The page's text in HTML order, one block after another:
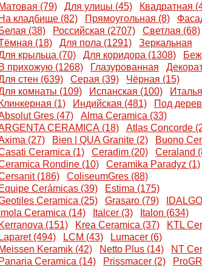
Матовая (79)
Для улицы (45)
Квадратная
На кладбище (82)
Прямоугольная (8)
Белая (38)
Российская (2707)
Светлая (68)
(18)
Для пола (1291)
Зеркальная
крыльца (70)
Для коридора (1308)
В прихожую (1268)
Глазурованная
стен (639)
Серая (39)
Чёрная (15)
комнаты (109)
Испанская (100)
Клинкерная (1)
Индийская (481)
Под
Gres (47)
Alma Ceramica (33)
CERAMICA (18)
Atlas Concorde
(27)
Bien | QUA Granite (2)
Buono
Ceramica (1)
Ceradim (20)
Ceraland
Rondine (10)
Ceramika Paradyz (1)
(186)
ColiseumGres (88)
Equipe Cerámicas (39)
Estima (175)
Ceramica (25)
Grasaro (79)
Imola Ceramica (14)
Italcer (3)
Italon (634)
Kerranova (151)
Krea Ceramica (37)
KTL
Laparet (494)
LCM (43)
Lumacer (6)
Meissen Keramik (42)
Netto Plus (14)
NT
Panaria Ceramica (14)
Prissmacer (2)